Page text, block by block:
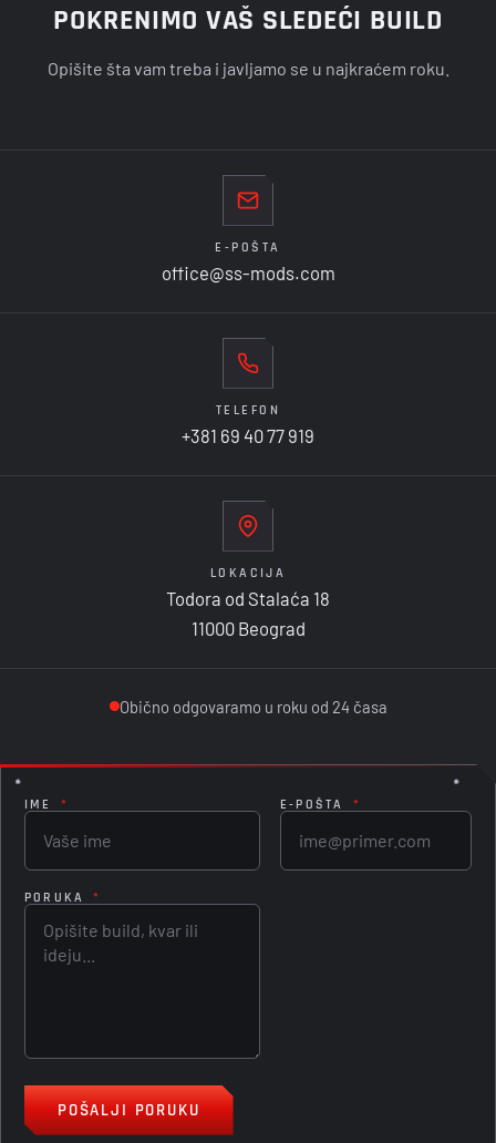
POKRENIMO VAŠ SLEDEĆI BUILD
Opišite šta vam treba i javljamo se u najkraćem roku.
E-POŠTA
office@ss-mods.com
TELEFON
+381 69 40 77 919
LOKACIJA
Todora od Stalaća 18
11000 Beograd
Obično odgovaramo u roku od 24 časa
IME * E-POŠTA *
PORUKA *
POŠALJI PORUKU